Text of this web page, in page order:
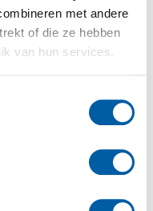
met andere
of die ze hebben
van hun services.
Hieronder leest
Continue reading→